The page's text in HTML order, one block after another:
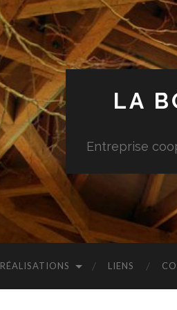
LA
Entreprise
RÉALISATIONS LIENS